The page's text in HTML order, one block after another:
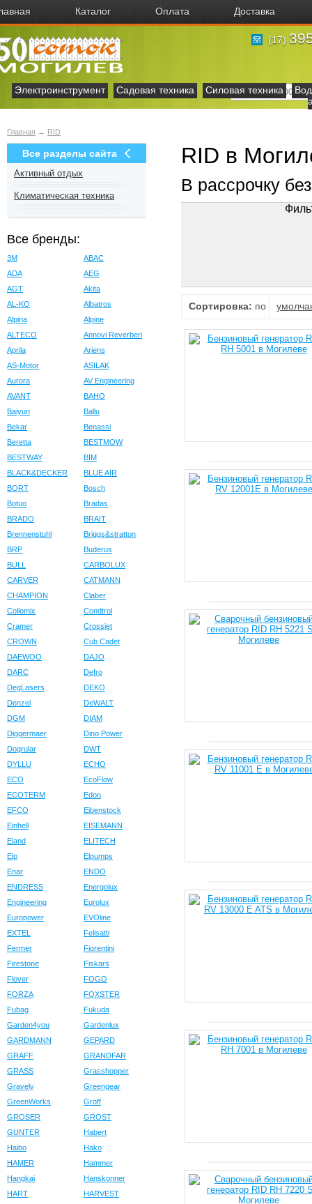
Каталог Оплата Доставка
(17)
Электроинструмент Садовая техника Силовая техника
Главная → RID
Все разделы сайта
Активный отдых
Климатическая техника
Все бренды:
3M
ABAC
ADA
AEG
AGT
Akita
AL-KO
Albatros
Alpina
Alpine
ALTECO
Annovi Reverberi
Aprila
Ariens
AS-Motor
ASILAK
Aurora
AV Engineering
AVANT
BAHO
Baiyun
Ballu
Bekar
Benassi
Beretta
BESTMOW
BESTWAY
BIM
BLACK&DECKER
BLUE AIR
BORT
Bosch
Botuo
Bradas
BRADO
BRAIT
Brennenstuhl
Briggs&stratton
BRP
Buderus
BULL
CARBOLUX
CARVER
CATMANN
CHAMPION
Claber
Collomix
Condtrol
Cramer
Crossjet
CROWN
Cub Cadet
DAEWOO
DAJO
DARC
Defro
DegLasers
DEKO
Denzel
DeWALT
DGM
DIAM
Diggermaer
Dino Power
Dogrular
DWT
DYLLU
ECHO
ECO
EcoFlow
ECOTERM
Edon
EFCO
Eibenstock
Einhell
EISEMANN
Eland
ELITECH
Elp
Elpumps
Enar
ENDO
ENDRESS
Energolux
Engineering
Eurolux
Europower
EVOline
EXTEL
Felisatti
Fermer
Fiorentini
Firestone
Fiskars
Flover
FOGO
FORZA
FOXSTER
Fubag
Fukuda
Garden4you
Gardenlux
GARDMANN
GEPARD
GRAFF
GRANDFAR
GRASS
Grasshopper
Gravely
Greengear
GreenWorks
Groff
GROSER
GROST
GUNTER
Habert
Haibo
Hako
HAMER
Hammer
Hangkai
Hanskonner
HART
HARVEST
RID в
В рассрочку
Сортировка: по